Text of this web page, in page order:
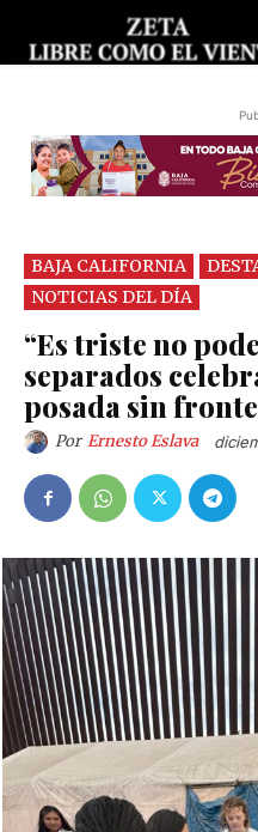
BAJA CALIFORNIA
NOTICIAS DEL DÍA
“Es triste no
separados
posada sin
Por Ernesto Eslava